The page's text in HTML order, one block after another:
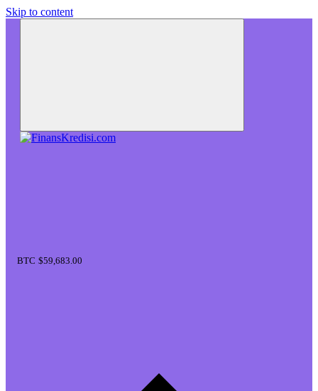
Skip to content
BTC $59,683.00